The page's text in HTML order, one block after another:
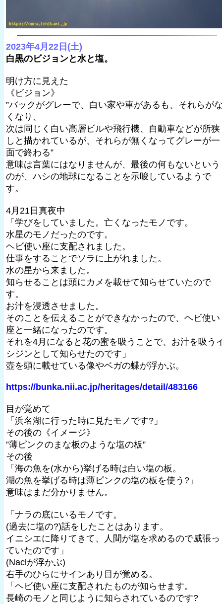
2023年4月22日(土)
白黒のビジョンと水と塩。
明け方に見えた
《ビジョン》
”バックがグレーで、白い家や車があるも、それらが
くなり、
次は同じく白い高層ビルや飛行機、自動車などが所狭
しと描かれているが、それらが無くなってグレーが一
面で終わる”
意味は言葉にはなりませんが、最後の何もないという
のが、ハシの地球になることを示唆しているようで
す。
4月21日真夜中
「学びをしていました。亡くなったモノです。
水星のモノだったのです。
ヘビ使い座に支配されました。
仕事をすることでソラに上がれました。
水の星から来ました。
知らせることは頭にカメを載せて知らせていたので
す。
お汁を浸透させました。
そのことを伝えることができなかったので、ヘビ使い
座と一緒になったのです。
それを4月になると花の蜜を吸うことで、お汁を吸う
シジンとして知らせたのです」
壺を頭に載せている像やベガの蝶が浮かぶ。
https://bunka.nii.ac.jp/heritages/detail/483166
目が覚めて
「浜名湖に行った時に見たモノです?」
その後の《イメージ》
”薄ピンクのまな板のような塩の板”
その後
「海の魚を(水から)挙げる時は白い塩の板。
湖の魚を挙げる時は薄ピンクの塩の板を使う?」
意味はまだ分かりません。
「ナラの底にいるモノです。
(過去に塩の?)話をしたことはあります。
イニシエに降りてきて、人間が塩を求めるので威張っ
ていたのです」
(Naclが浮かぶ)
右手のひらにサインあり目が覚める。
「ヘビ使い座に支配されたものが知らせます。
長崎のモノと同じように知らされているのです?